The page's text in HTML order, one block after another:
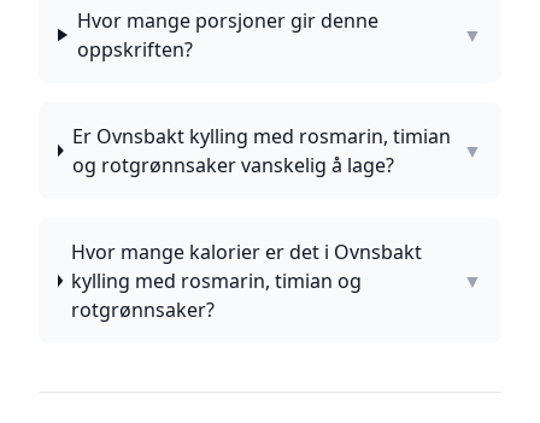
Hvor mange porsjoner gir denne
oppskriften?
▼
Er Ovnsbakt kylling med rosmarin, timian
og rotgrønnsaker vanskelig å lage?
▼
Hvor mange kalorier er det i Ovnsbakt
kylling med rosmarin, timian og
rotgrønnsaker?
▼